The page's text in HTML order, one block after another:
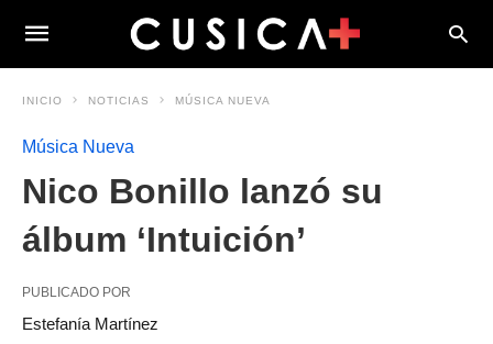
INICIO NOTICIAS MÚSICA NUEVA
Música Nueva
Nico Bonillo lanzó su
álbum ‘Intuición’
PUBLICADO POR
Estefanía Martínez